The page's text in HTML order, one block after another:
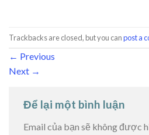
Trackbacks are closed, but you canpost a
← Previous
Next →
Để lại một bình luận
Email của bạn sẽ không được